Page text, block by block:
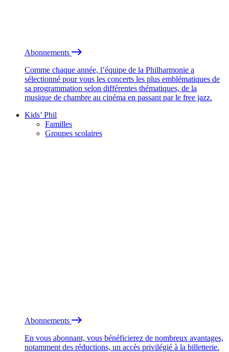
Abonnements
Comme chaque année, l’équipe de la Philharmonie a
sélectionné pour vous les concerts les plus emblématiques de
sa programmation selon différentes thématiques, de la
musique de chambre au cinéma en passant par le free jazz.
Kids’ Phil
Familles
Groupes scolaires
Abonnements
En vous abonnant, vous bénéficierez de nombreux avantages,
notamment des réductions, un accès privilégié à la billetterie.